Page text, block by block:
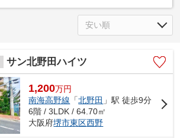
サン北野田ハイツ
1,200万円
南海高野線 「北野田 」駅 徒歩9分
6階 / 3LDK / 64.70㎡
大阪府堺市東区西野